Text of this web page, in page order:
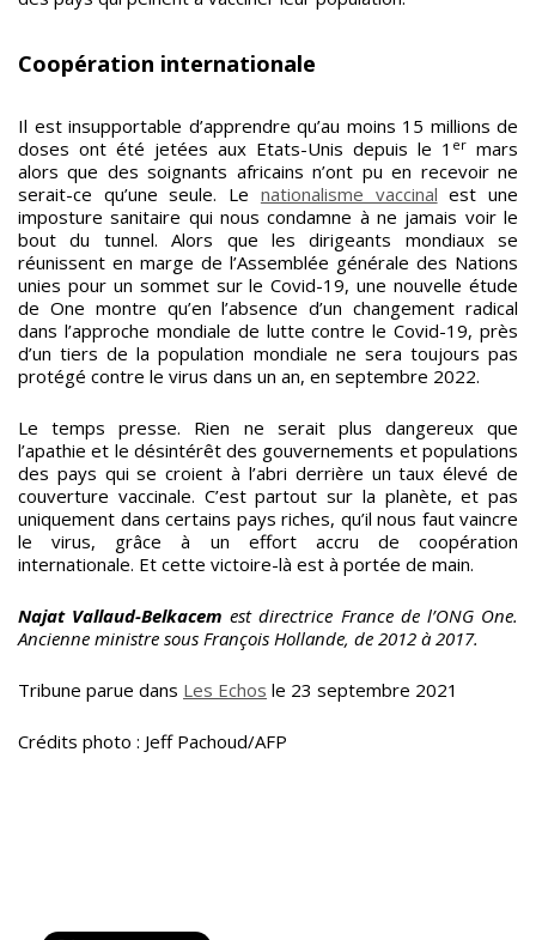
Coopération internationale
Il est insupportable d’apprendre qu’au moins 15 millions de
doses ont été jetées aux Etats-Unis depuis le 1 er mars
alors que des soignants africains n’ont pu en recevoir ne
serait-ce qu’une seule. Le nationalisme vaccinal est une
imposture sanitaire qui nous condamne à ne jamais voir le
bout du tunnel. Alors que les dirigeants mondiaux se
réunissent en marge de l’Assemblée générale des Nations
unies pour un sommet sur le Covid-19, une nouvelle étude
de One montre qu’en l’absence d’un changement radical
dans l’approche mondiale de lutte contre le Covid-19, près
d’un tiers de la population mondiale ne sera toujours pas
protégé contre le virus dans un an, en septembre 2022.
Le temps presse. Rien ne serait plus dangereux que
l’apathie et le désintérêt des gouvernements et populations
des pays qui se croient à l’abri derrière un taux élevé de
couverture vaccinale. C’est partout sur la planète, et pas
uniquement dans certains pays riches, qu’il nous faut vaincre
le virus, grâce à un effort accru de coopération
internationale. Et cette victoire-là est à portée de main.
Najat Vallaud-Belkacem est directrice France de l’ONG One.
Ancienne ministre sous François Hollande, de 2012 à 2017.
Tribune parue dans Les Echos le 23 septembre 2021
Crédits photo : Jeff Pachoud/AFP